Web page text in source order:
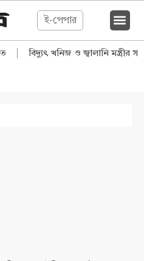
ই-পেপার
| বিদ্যুৎ খনিজ ও জ্বালানি মন্ত্রীর